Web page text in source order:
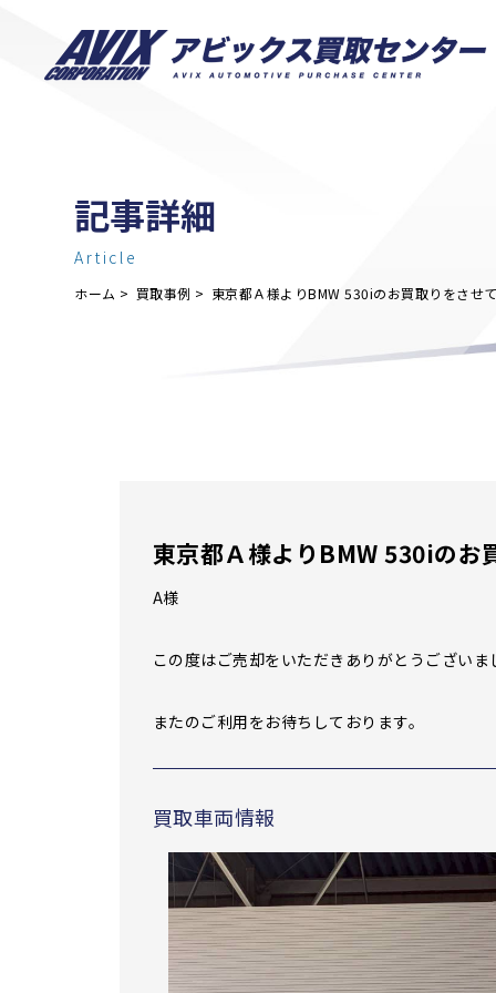
記事詳細
Article
ホーム 買取事例 東京都Ａ様よりBMW 530iのお買取りをさせ
東京都Ａ様よりBMW 530iのお
A様
この度はご売却をいただきありがとうございま
またのご利用をお待ちしております。
買取車両情報